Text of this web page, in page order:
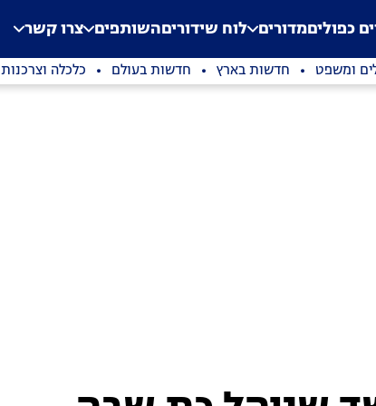
Application error: a
. כפוליםמדורים לוח שידוריםהשותפים צרו קשר
ומשפט חדשות בארץ חדשות בעולם כלכלה וצרכנות